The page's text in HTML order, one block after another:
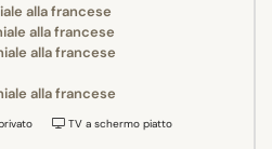
alla francese
alla francese
alla francese
alla francese
TV a schermo piatto